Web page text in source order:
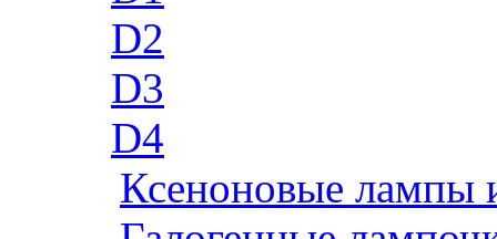
D2
D3
D4
Ксеноновые лампы